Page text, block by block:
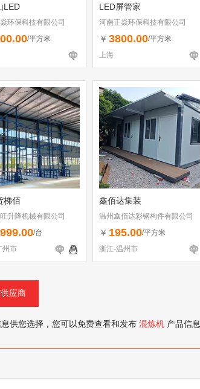
LED
环保科技有限公司
/平方米
LED屏管家
河南正焱环保科技有限公司
￥ 3800.00/平方米
上海
梯佰
升降机械有限公司
/台
州市
鑫佰达集装
温州鑫佰达彩钢构件有限公司
￥ 195.00/平方米
浙江-温州市
应商
供您选择，您可以免费查看和发布 混炼机 产品信息